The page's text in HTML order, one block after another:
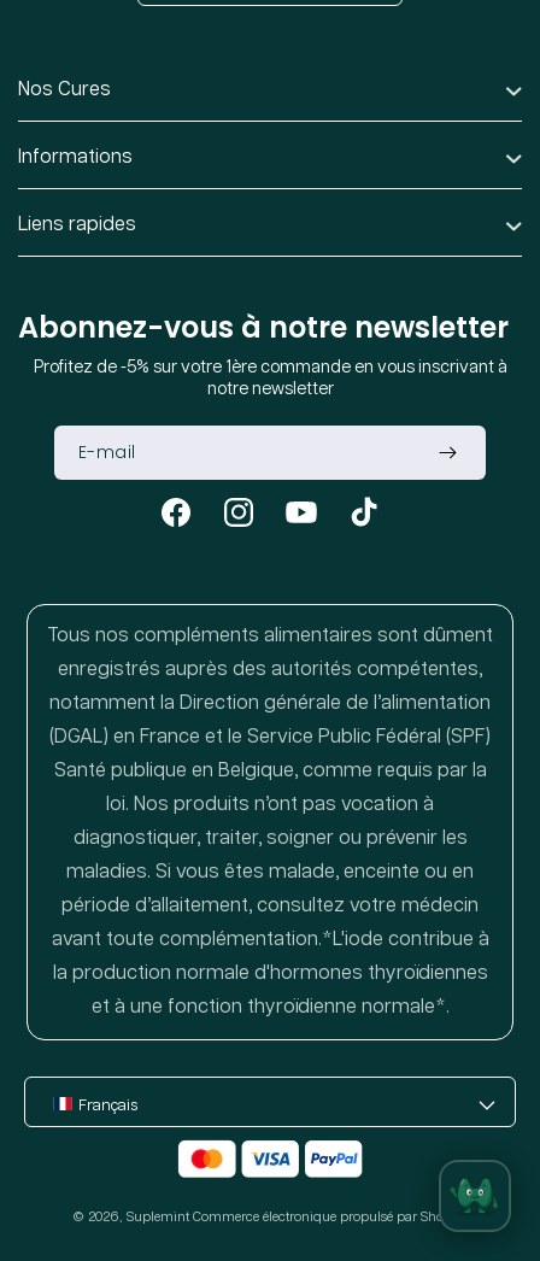
Nos Cures
Informations
Liens rapides
Abonnez-vous à notre newsletter
Profitez de -5% sur votre 1ère commande en vous inscrivant à
notre newsletter
FacebookInstagramYouTube TikTok
Tous nos compléments alimentaires sont dûment
enregistrés auprès des autorités compétentes,
notamment la Direction générale de l’alimentation
(DGAL) en France et le Service Public Fédéral (SPF)
Santé publique en Belgique, comme requis par la
loi. Nos produits n’ont pas vocation à
diagnostiquer, traiter, soigner ou prévenir les
maladies. Si vous êtes malade, enceinte ou en
période d’allaitement, consultez votre médecin
avant toute complémentation.*L'iode contribue à
la production normale d'hormones thyroïdiennes
et à une fonction thyroïdienne normale*.
Français
Moyens
paiement
© 2026, Suplemint Commerce électronique propulsé par Shopify